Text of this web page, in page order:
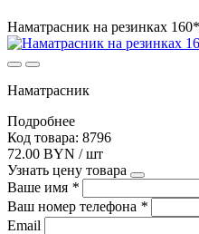
Наматрасник на резинках
Наматрасник
Подробнее
Код товара: 8796
72.00 BYN / шт
Узнать цену товара
Ваше имя *
Ваш номер телефона *
Email